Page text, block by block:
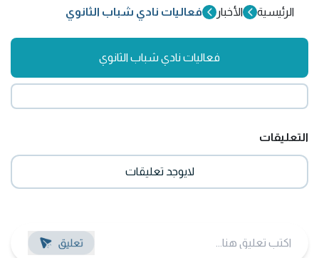
الرئيسية الأخبار فعاليات نادي شباب الثانوي
فعاليات نادي شباب الثانوي
التعليقات
لايوجد تعليقات